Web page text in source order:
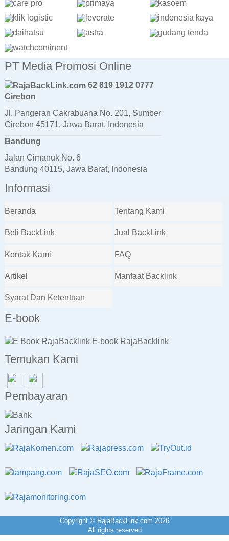
PT Media Promosi Online
62 819 1912 0777
Cirebon
Jl. Pangeran Cakrabuana No. 201, Sumber
Cirebon 45171, Jawa Barat, Indonesia
Bandung
Jalan Cimanuk No. 6
Bandung 40115, Jawa Barat, Indonesia
Informasi
Beranda Tentang Kami
Beli BackLink Jual BackLink
Kontak Kami FAQ
Artikel Manfaat Backlink
Syarat Dan Ketentuan
E-book
E-book RajaBacklink
Temukan Kami
Pembayaran
Jaringan Kami
Copyright © RajaBackLink.com 2026
All rights reserved